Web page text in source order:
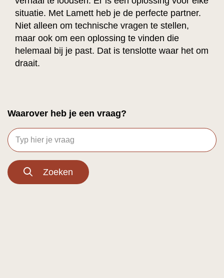
situatie. Met Lamett heb je de perfecte partner.
Niet alleen om technische vragen te stellen,
maar ook om een oplossing te vinden die
helemaal bij je past. Dat is tenslotte waar het om
draait.
Waarover heb je een vraag?
Zoeken